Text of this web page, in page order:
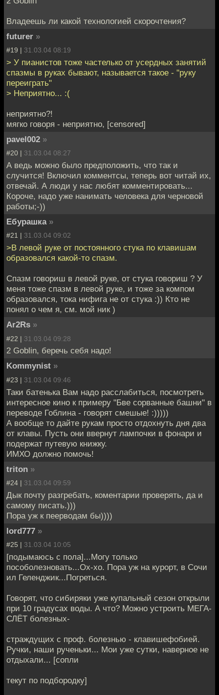
Владеешь ли какой технологией скорочтения?
futurer »
#19 | 31.03.04 08:19
> У пианистов тоже частелько от усердных занятий
спазмы в руках бывают, называется такое - "руку
переиграть"
> Неприятно... :(
неприятно?!
мягко говоря - неприятно, [censored]
pavel002 »
#20 | 31.03.04 08:27
А ведь можно было предположить, что так и
случится! Включил комментсы, теперь вот читай их,
отвечай. А люди у нас любят комментировать...
Короче, надо уже нанимать человека для черновой
работы;-))
Ебурашка »
#21 | 31.03.04 09:02
>В левой руке от постоянного стука по клавишам
образовался какой-то спазм.
Спазм говориш в левой руке, от стука говориш ? У
меня тоже спазм в левой руке, и тоже за компом
образовался, тока нифига не от стука :)) Кто не
понял о чем я, см. мой ник )
Ar2Rs »
#22 | 31.03.04 09:28
2 Goblin, беречь себя надо!
Kommynist »
#23 | 31.03.04 09:46
Таки батенька Вам надо расслабиться, посмотреть
интересное кино к примеру "Бве сорванные башни" в
переводе Гоблина - говорят смешые! :)))))
А вообще то дайте рукам просто отдохнуть дня два
от клавы. Пусть они ввернут лампочки в фонари и
подержат путевую книжку.
ИМХО должно помочь!
triton »
#24 | 31.03.04 09:59
Дык почту разгребать, коментарии проверять, да и
самому писать.)))
Пора уж к пеерводам бы))))
lord777 »
#25 | 31.03.04 10:05
[подымаюсь с пола]...Могу только
пособолезновать...Ох-хо. Пора уж на курорт, в Сочи
ил Геленджик...Погреться.
Говорят, что сибиряки уже купальный сезон открыли
при 10 градусах воды. А что? Можно устроить МЕГА-
СЛЁТ болезных-
страждущих с проф. болезнью - клавишефобией.
Ручки, наши рученьки... Мои уже сутки, наверное не
отдыхали... [сопли
текут по подбородку]